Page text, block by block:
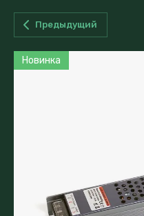
Предыдущий
Новинка